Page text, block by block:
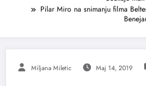
Pilar Miro na snimanju filma
Miljana Miletic Maj 14, 2019